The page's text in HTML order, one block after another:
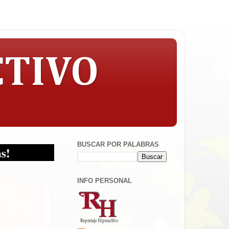
BUSCAR POR PALABRAS
INFO PERSONAL